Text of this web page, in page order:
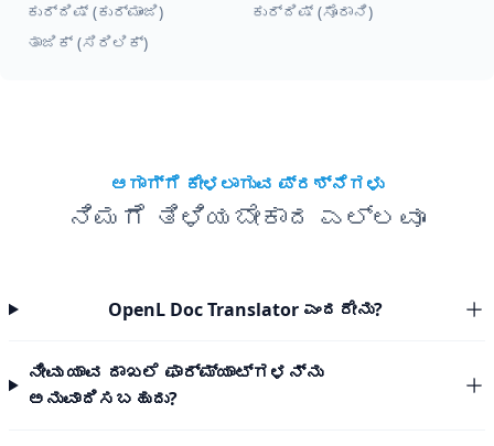
ಕುರ್ದಿಷ್ (ಕುರ್ಮಾಂಜಿ)
ಕುರ್ದಿಷ್ (ಸೊರಾನಿ)
ತಾಜಿಕ್ (ಸಿರಿಲಿಕ್)
ಆಗಾಗ್ಗೆ ಕೇಳಲಾಗುವ ಪ್ರಶ್ನೆಗಳು
ನಿಮಗೆ ತಿಳಿಯಬೇಕಾದ ಎಲ್ಲವೂ
OpenL Doc Translator ಎಂದರೇನು?
ನೀವು ಯಾವ ದಾಖಲೆ ಫಾರ್ಮ್ಯಾಟ್‌ಗಳನ್ನು
ಅನುವಾದಿಸಬಹುದು?